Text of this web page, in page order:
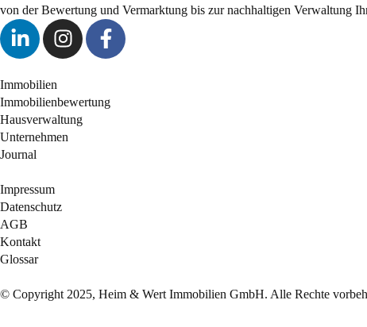
von der Bewertung und Vermarktung bis zur nachhaltigen Verwaltung
Immobilien
Immobilienbewertung
Hausverwaltung
Unternehmen
Journal
Impressum
Datenschutz
AGB
Kontakt
Glossar
© Copyright 2025, Heim & Wert Immobilien GmbH. Alle Rechte